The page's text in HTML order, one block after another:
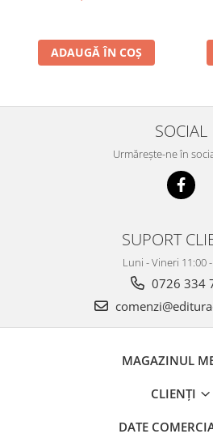
ADAUGĂ ÎN COȘ
SOCIAL
Urmărește-ne în
SUPORT
Luni - Vineri 11:00
0726 334
MAGAZINUL
CLIENȚI
DATE